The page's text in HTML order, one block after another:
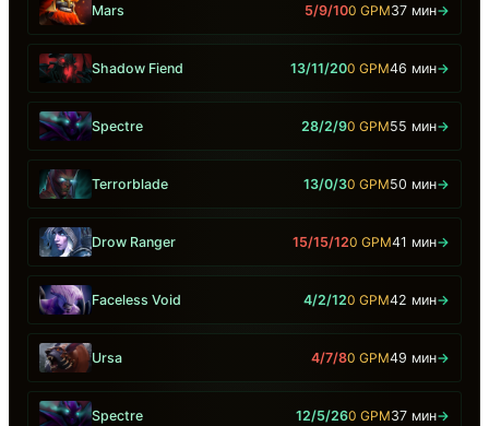
Mars 5/9/100 GPM37 мин→
Shadow Fiend 13/11/200 GPM46 мин→
Spectre 28/2/90 GPM55 мин→
Terrorblade 13/0/30 GPM50 мин→
Drow Ranger 15/15/120 GPM41 мин→
Faceless Void 4/2/120 GPM42 мин→
Ursa 4/7/80 GPM49 мин→
Spectre 12/5/260 GPM37 мин→